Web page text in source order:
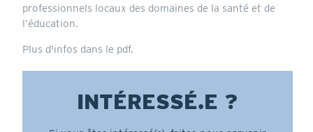
professionnels locaux des domaines de la santé et de
l’éducation.
Plus d'infos dans le pdf.
INTÉRESSÉ.E ?